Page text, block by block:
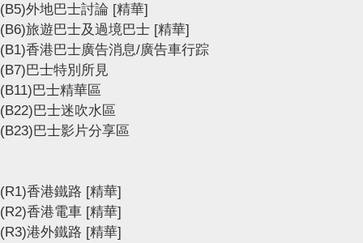
(B5)外地巴士討論 [精華]
(B6)旅遊巴士及過境巴士 [精華]
(B1)香港巴士廣告消息/廣告車行踪
(B7)巴士特別所見
(B11)巴士精華區
(B22)巴士迷吹水區
(B23)巴士影片分享區
(R1)香港鐵路 [精華]
(R2)香港電車 [精華]
(R3)港外鐵路 [精華]